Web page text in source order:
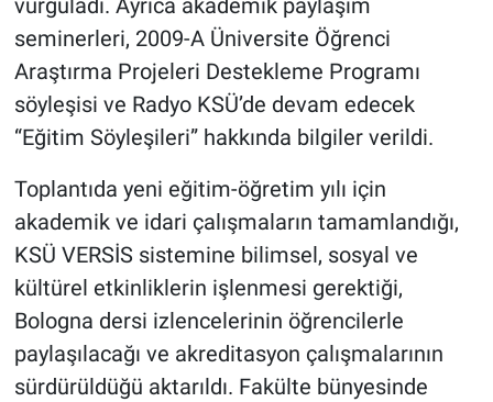
vurguladı. Ayrıca akademik paylaşım
seminerleri, 2009-A Üniversite Öğrenci
Araştırma Projeleri Destekleme Programı
söyleşisi ve Radyo KSÜ’de devam edecek
“Eğitim Söyleşileri” hakkında bilgiler verildi.
Toplantıda yeni eğitim-öğretim yılı için
akademik ve idari çalışmaların tamamlandığı,
KSÜ VERSİS sistemine bilimsel, sosyal ve
kültürel etkinliklerin işlenmesi gerektiği,
Bologna dersi izlencelerinin öğrencilerle
paylaşılacağı ve akreditasyon çalışmalarının
sürdürüldüğü aktarıldı. Fakülte bünyesinde